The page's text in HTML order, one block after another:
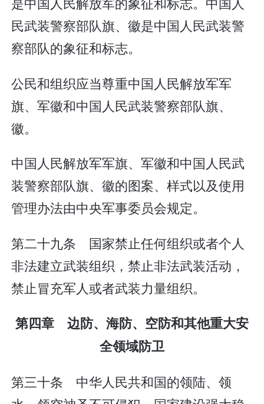
民武装警察部队旗、徽是中国人民武装警
察部队的象征和标志。
公民和组织应当尊重中国人民解放军军
旗、军徽和中国人民武装警察部队旗、
徽。
中国人民解放军军旗、军徽和中国人民武
装警察部队旗、徽的图案、样式以及使用
管理办法由中央军事委员会规定。
第二十九条 国家禁止任何组织或者个人
非法建立武装组织，禁止非法武装活动，
禁止冒充军人或者武装力量组织。
第四章 边防、海防、空防和其他重大安
全领域防卫
第三十条 中华人民共和国的领陆、领